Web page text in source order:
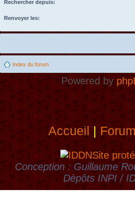
Rechercher depuis:
Renvoyer les:
Index du forum
Powered by
Accueil|
Site
Conception : Guillaume
Dèpôts INPI /